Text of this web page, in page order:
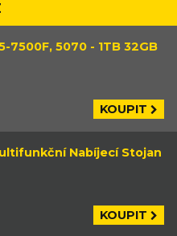
7500F, 5070 - 1TB 32GB
KOUPIT
Nabíjecí Stojan
KOUPIT